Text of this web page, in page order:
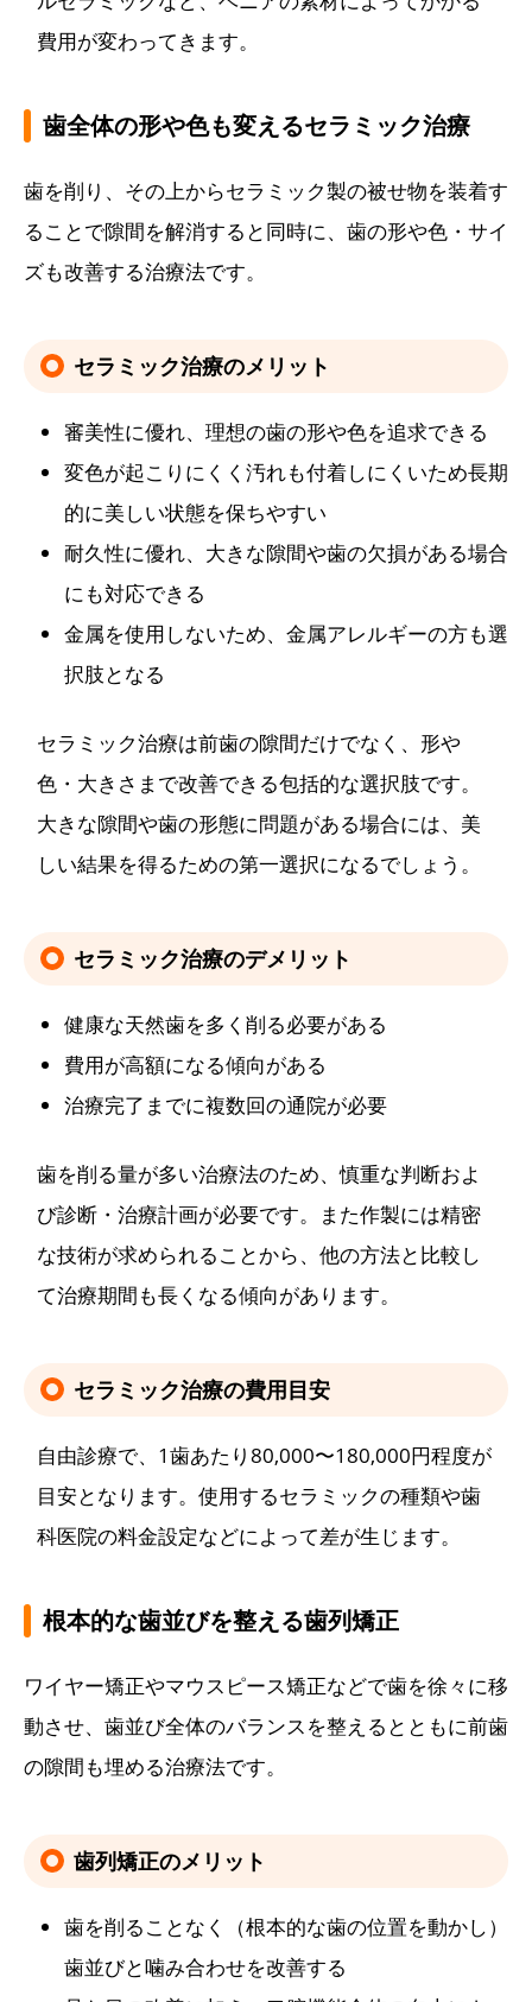
費用が変わってきます。
歯全体の形や色も変えるセラミック治療
歯を削り、その上からセラミック製の被せ物を装着す
ることで隙間を解消すると同時に、歯の形や色・サイ
ズも改善する治療法です。
セラミック治療のメリット
審美性に優れ、理想の歯の形や色を追求できる
変色が起こりにくく汚れも付着しにくいため長期
的に美しい状態を保ちやすい
耐久性に優れ、大きな隙間や歯の欠損がある場合
にも対応できる
金属を使用しないため、金属アレルギーの方も選
択肢となる
セラミック治療は前歯の隙間だけでなく、形や
色・大きさまで改善できる包括的な選択肢です。
大きな隙間や歯の形態に問題がある場合には、美
しい結果を得るための第一選択になるでしょう。
セラミック治療のデメリット
健康な天然歯を多く削る必要がある
費用が高額になる傾向がある
治療完了までに複数回の通院が必要
歯を削る量が多い治療法のため、慎重な判断およ
び診断・治療計画が必要です。また作製には精密
な技術が求められることから、他の方法と比較し
て治療期間も長くなる傾向があります。
セラミック治療の費用目安
自由診療で、1歯あたり80,000〜180,000円程度が
目安となります。使用するセラミックの種類や歯
科医院の料金設定などによって差が生じます。
根本的な歯並びを整える歯列矯正
ワイヤー矯正やマウスピース矯正などで歯を徐々に移
動させ、歯並び全体のバランスを整えるとともに前歯
の隙間も埋める治療法です。
歯列矯正のメリット
歯を削ることなく（根本的な歯の位置を動かし）
歯並びと噛み合わせを改善する